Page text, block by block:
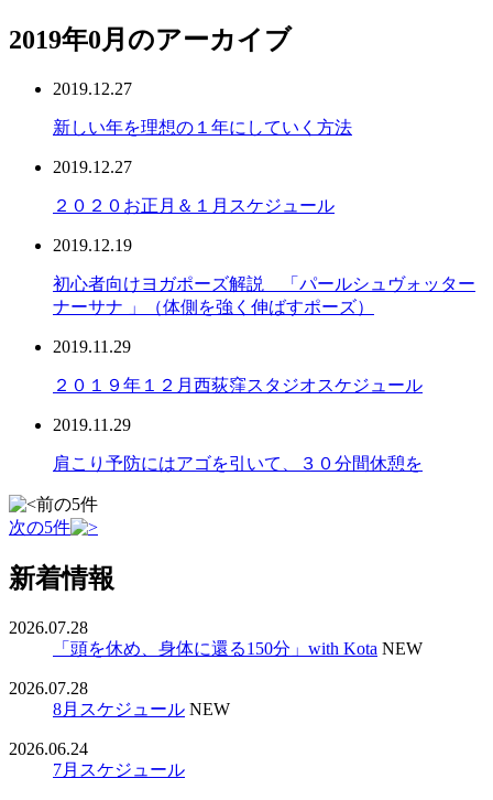
2019年0月のアーカイブ
2019.12.27
新しい年を理想の１年にしていく方法
2019.12.27
２０２０お正月＆１月スケジュール
2019.12.19
初心者向けヨガポーズ解説 「パールシュヴォッター
ナーサナ 」（体側を強く伸ばすポーズ）
2019.11.29
２０１９年１２月西荻窪スタジオスケジュール
2019.11.29
肩こり予防にはアゴを引いて、３０分間休憩を
前の5件
次の5件
新着情報
2026.07.28
「頭を休め、身体に還る150分」with Kota NEW
2026.07.28
8月スケジュール NEW
2026.06.24
7月スケジュール